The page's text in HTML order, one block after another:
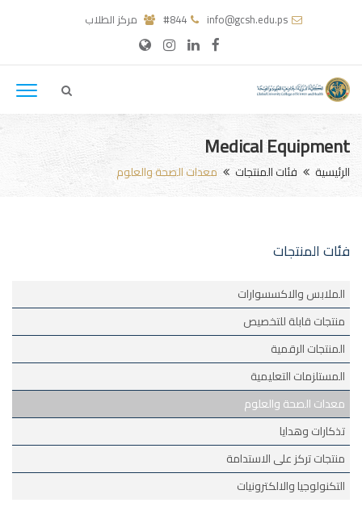
info@gcsh.edu.ps
#844 مركز الطلاب
Medical Equipment
الرئيسية فئات المنتجات معدات الصحة والعلوم
فئات المنتجات
الملابس والاكسسوارات
منتجات قابلة للتخصيص
المنتجات الرقمية
المستلزمات التعليمية
معدات الصحة والعلوم
تذكارات وهدايا
منتجات تركز على الاستدامة
التكنولوجيا والالكترونيات